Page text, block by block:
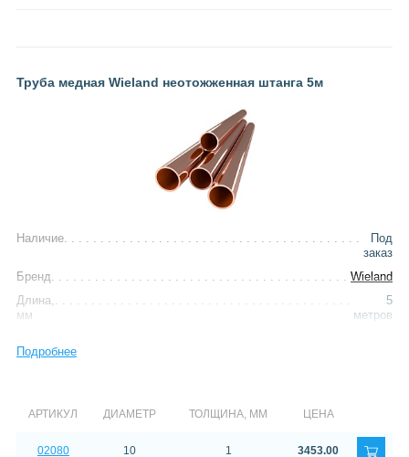
Труба медная Wieland неотожженная штанга 5м
Наличие
Под
заказ
Бренд
Wieland
Длина,
мм
5
метров
Подробнее
АРТИКУЛ ДИАМЕТР ТОЛЩИНА, ММ ЦЕНА
02080 10 1 3453.00